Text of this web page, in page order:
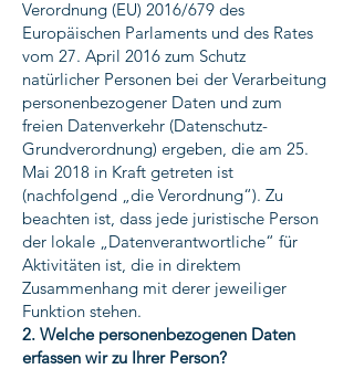
Verordnung (EU) 2016/679 des
Europäischen Parlaments und des Rates
vom 27. April 2016 zum Schutz
natürlicher Personen bei der Verarbeitung
personenbezogener Daten und zum
freien Datenverkehr (Datenschutz-
Grundverordnung) ergeben, die am 25.
Mai 2018 in Kraft getreten ist
(nachfolgend „die Verordnung“). Zu
beachten ist, dass jede juristische Person
der lokale „Datenverantwortliche“ für
Aktivitäten ist, die in direktem
Zusammenhang mit derer jeweiliger
Funktion stehen.
2. Welche personenbezogenen Daten
erfassen wir zu Ihrer Person?